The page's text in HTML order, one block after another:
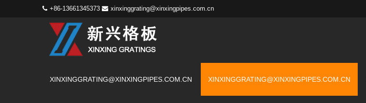
+86-13661345373 xinxinggrating@xinxingpipes.com.cn
XINXINGGRATING@XINXINGPIPES.COM.CN XINXINGGRATING@XINXINGPIPES.COM.CN